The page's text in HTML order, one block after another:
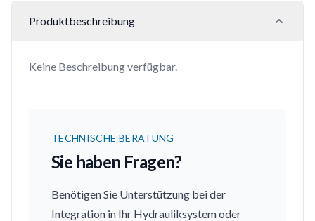
Produktbeschreibung
Keine Beschreibung verfügbar.
TECHNISCHE BERATUNG
Sie haben Fragen?
Benötigen Sie Unterstützung bei der
Integration in Ihr Hydrauliksystem oder